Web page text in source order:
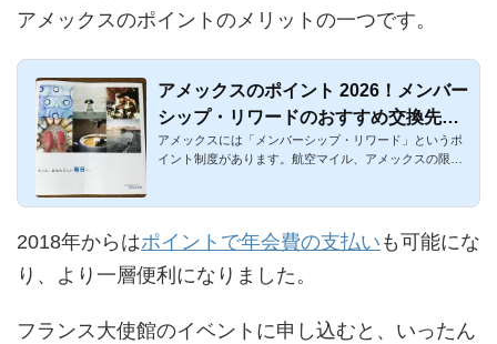
アメックスのポイントのメリットの一つです。
アメックスのポイント 2026！メンバー
シップ・リワードのおすすめ交換先を
解説
アメックスには「メンバーシップ・リワード」というポ
イント制度があります。航空マイル、アメックスの限定
2018年からはポイントで年会費の支払い も可能にな
り、より一層便利になりました。
フランス大使館のイベントに申し込むと、いったん